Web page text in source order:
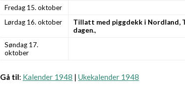
Fredag 15. oktober
Lørdag 16. oktober
Tillatt med piggdekk i Nordland,
dagen.,
Søndag 17.
oktober
Gå til: Kalender 1948 | Ukekalender 1948